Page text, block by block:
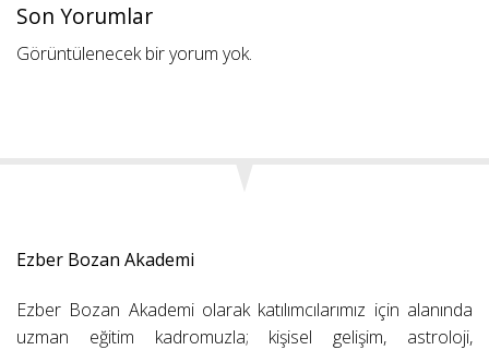
Son Yorumlar
Görüntülenecek bir yorum yok.
Ezber Bozan Akademi
Ezber Bozan Akademi olarak katılımcılarımız için alanında
uzman eğitim kadromuzla; kişisel gelişim, astroloji,